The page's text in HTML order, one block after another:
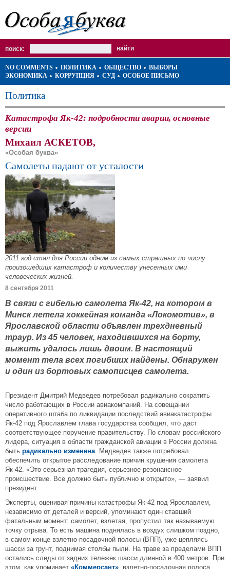
поиск:
NO COMMENTS ПОЛИТИКА ОБЩЕСТВО
ВЫБОРЫ
ЭКОНОМИКА
КОРРУПЦИЯ СУД ОСОБОЕ ПИСЬМО
Политика
Катастрофа Як-42: подробности аварии, основные
версии
Михаил АСКЕТОВ,
«Особая буква»
Самолеты падают от усталости
2011 год стал для России одним из самых страшных по числу
произошедших катастроф и количеству унесенных ими
человеческих жизней.
8 сентября 2011
В связи с гибелью самолета Як-42, на котором в
Минск летела хоккейная команда «Локомотив», в
Ярославской области объявлен трехдневный
траур. Из 45 человек, находившихся на борту,
выжить удалось лишь двоим. В настоящий
момент тела всех погибших найдены. Обнаружен
и один из бортовых самописцев самолета.
Президент Дмитрий Медведев потребовал радикально сократить
число работающих в России авиакомпаний. На совещании
оперативного штаба по ликвидации последствий авиакатастрофы
Як-42 под Ярославлем глава государства сообщил, что даст
соответствующее поручение правительству. По словам российского
лидера, ситуация в области гражданской авиации в России должна
быть радикально изменена. Медведев также потребовал
обеспечить открытое расследование причин крушения самолета
Як-42. «Это серьезная трагедия, серьезное резонансное
происшествие. Все должно быть публично и открыто», — заявил
президент.
Эксперты, оценивая причины катастрофы Як-42 под Ярославлем,
независимо от деталей и версий, упоминают один ставший
фатальным момент: самолет, взлетая, пропустил так называемую
точку отрыва. То есть машина поднялась в воздух слишком поздно,
в самом конце взлетно-посадочной полосы (ВПП), уже цепляясь
шасси за грунт, поднимая столбы пыли. На траве за пределами ВПП
остались следы от задних тележек шасси длинной в 400 метров. При
этом, как упоминает «Коммерсант», взлетно-посадочная полоса